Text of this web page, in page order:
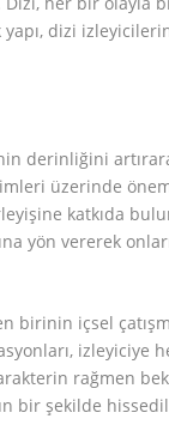
yapı, dizi
derinliğini
üzerinde
katkıda
yön vererek
içsel
izleyiciye
rağmen
bir şekilde